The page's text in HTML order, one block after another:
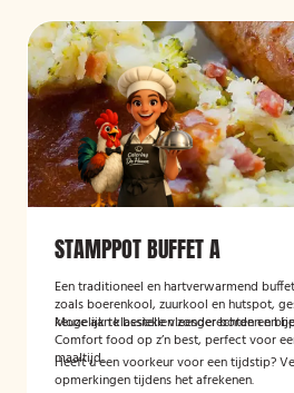
STAMPPOT BUFFET A
Een traditioneel en hartverwarmend
zoals boerenkool, zuurkool en hutspot,
keuze aan klassieke vleesgerechten en
Comfort food op z’n best, perfect voor
maaltijd.
Mogelijk te bestellen zonder borden en
Heeft u een voorkeur voor een tijdstip?
opmerkingen tijdens het afrekenen.